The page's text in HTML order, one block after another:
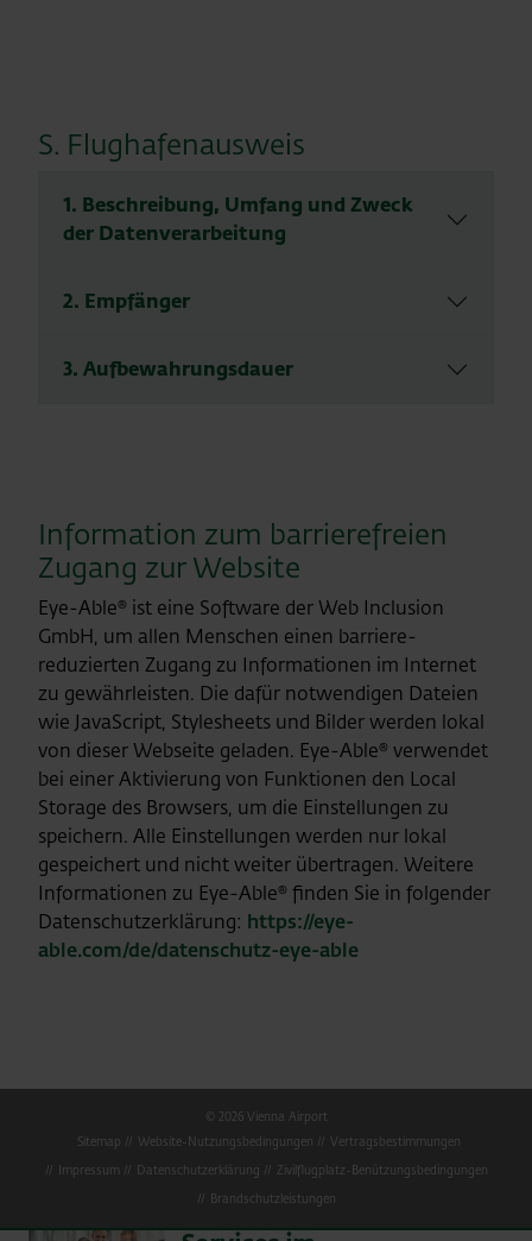
S. Flughafenausweis
1. Beschreibung, Umfang und Zweck
der Datenverarbeitung
2. Empfänger
3. Aufbewahrungsdauer
Information zum barrierefreien
Zugang zur Website
Eye-Able® ist eine Software der Web Inclusion
GmbH, um allen Menschen einen barriere-
reduzierten Zugang zu Informationen im Internet
zu gewährleisten. Die dafür notwendigen Dateien
wie JavaScript, Stylesheets und Bilder werden lokal
von dieser Webseite geladen. Eye-Able® verwendet
bei einer Aktivierung von Funktionen den Local
Storage des Browsers, um die Einstellungen zu
speichern. Alle Einstellungen werden nur lokal
gespeichert und nicht weiter übertragen. Weitere
Informationen zu Eye-Able® finden Sie in folgender
Datenschutzerklärung: https://eye-
able.com/de/datenschutz-eye-able
© 2026 Vienna Airport
Sitemap
Website-Nutzungsbedingungen
Vertragsbestimmungen
Impressum
Datenschutzerklärung
Zivilflugplatz-Benützungsbedingungen
Brandschutzleistungen